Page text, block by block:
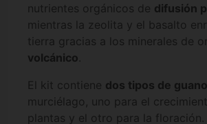
nutrientes orgánicos de difusión
mientras la zeolita y el basalto
tierra gracias a los minerales de
volcánico.
El kit contiene dos tipos de guano
murciélago, uno para el
plantas y el otro para la floración.